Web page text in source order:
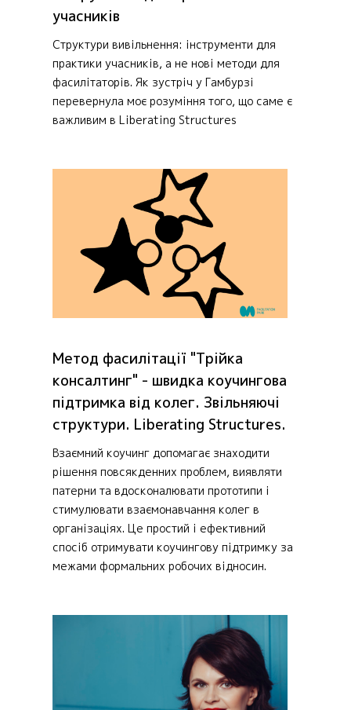
учасників
Структури вивільнення: інструменти для
практики учасників, а не нові методи для
фасилітаторів. Як зустріч у Гамбурзі
перевернула моє розуміння того, що саме є
важливим в Liberating Structures
Метод фасилітації "Трійка
консалтинг" - швидка коучингова
підтримка від колег. Звільняючі
структури. Liberating Structures.
Взаємний коучинг допомагає знаходити
рішення повсякденних проблем, виявляти
патерни та вдосконалювати прототипи і
стимулювати взаємонавчання колег в
організаціях. Це простий і ефективний
спосіб отримувати коучингову підтримку за
межами формальних робочих відносин.